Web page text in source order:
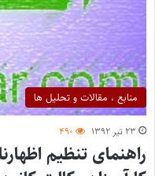
منابع ، مقالات و تحلیل ها
۲۳ تیر ۱۳۹۲ ۴۹۰